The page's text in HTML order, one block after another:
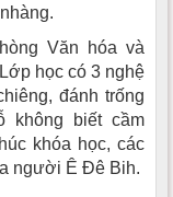
Văn hóa và
học có 3 nghệ
đánh trống
không biết cầm
khóa học, các
người Ê Đê Bih.